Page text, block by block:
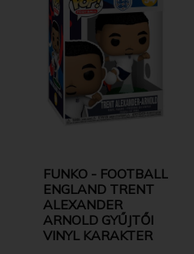
FUNKO - FOOTBALL
ENGLAND TRENT
ALEXANDER
ARNOLD GYŰJTŐI
VINYL KARAKTER